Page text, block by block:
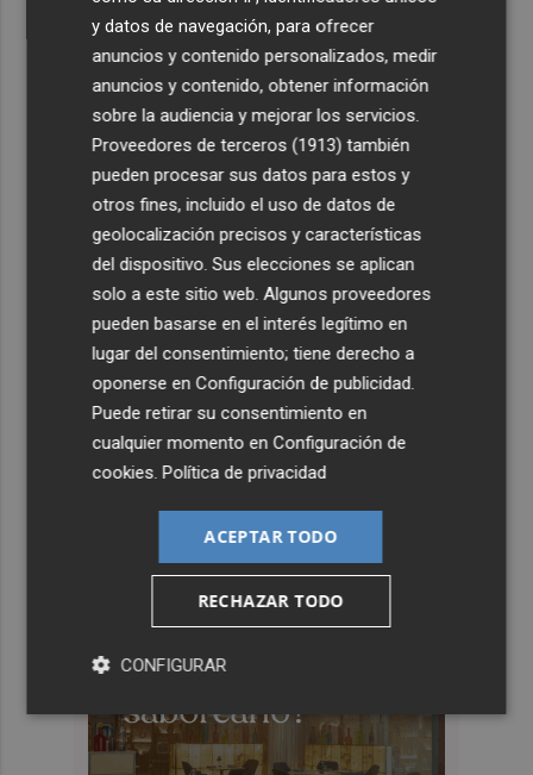
y datos de navegación, para ofrecer
anuncios y contenido personalizados, medir
anuncios y contenido, obtener información
sobre la audiencia y mejorar los servicios.
Proveedores de terceros (1913) también
pueden procesar sus datos para estos y
otros fines, incluido el uso de datos de
geolocalización precisos y características
del dispositivo. Sus elecciones se aplican
solo a este sitio web. Algunos proveedores
pueden basarse en el interés legítimo en
lugar del consentimiento; tiene derecho a
oponerse enConfiguración de publicidad.
Puede retirar su consentimiento en
cualquier momento enConfiguración de
cookies.Política de privacidad
ACEPTAR TODO
RECHAZAR TODO
CONFIGURAR